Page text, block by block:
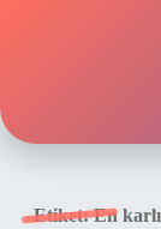
Etiket:En karlı